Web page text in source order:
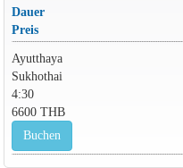
Dauer
Preis
Ayutthaya
Sukhothai
4:30
6600 THB
Buchen